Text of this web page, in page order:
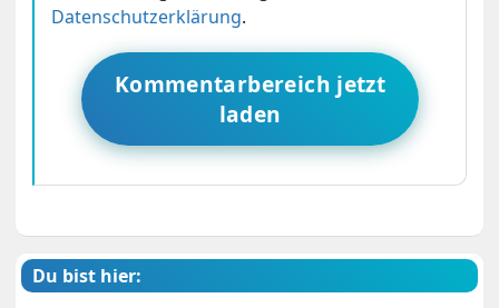
Datenschutzerklärung.
Kommentarbereich jetzt
laden
Du bist hier: